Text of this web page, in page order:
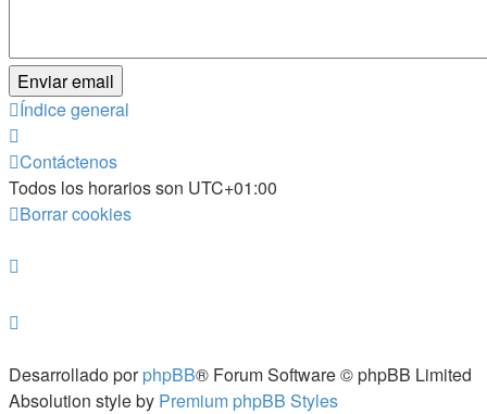
Índice general
Contáctenos
Todos los horarios son UTC+01:00
Borrar cookies
Desarrollado porphpBB® Forum Software © phpBB Limited
Absolution style by Premium phpBB Styles